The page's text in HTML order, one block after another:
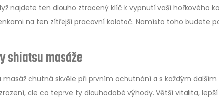
najdete ten dlouho ztracený klíč k vypnutí vaší hořkového
na ten zítřejší pracovní kolotoč. Namísto toho budete
shiatsu masáže
chutná skvěle při prvním ochutnání a s každým dalším
ale co teprve ty dlouhodobé výhody. Větší vitalita, lepší